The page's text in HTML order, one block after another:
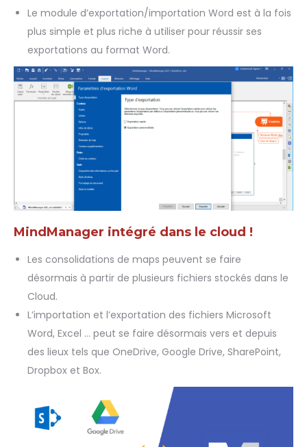
Le module d’exportation/importation Word est à la fois
plus simple et plus riche à utiliser pour réussir ses
exportations au format Word.
MindManager intégré dans le cloud !
Les consolidations de maps peuvent se faire
désormais à partir de plusieurs fichiers stockés dans le
Cloud.
L’importation et l’exportation des fichiers Microsoft
Word, Excel … peut se faire désormais vers et depuis
des lieux tels que OneDrive, Google Drive, SharePoint,
Dropbox et Box.